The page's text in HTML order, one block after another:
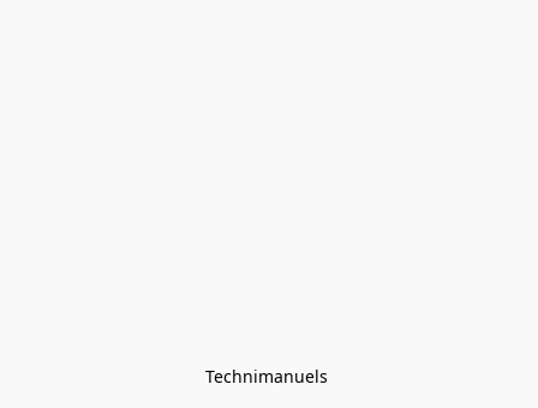
Technimanuels